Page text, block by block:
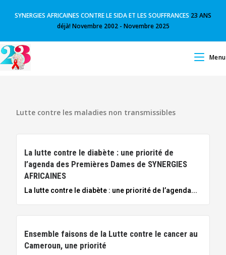
SYNERGIES AFRICAINES CONTRE LE SIDA ET LES SOUFFRANCES 23 ANS
déjà! Novembre 2002 - Novembre 2025
Menu
Lutte contre les maladies non transmissibles
La lutte contre le diabète : une priorité de
l’agenda des Premières Dames de SYNERGIES
AFRICAINES
La lutte contre le diabète : une priorité de l’agenda...
Ensemble faisons de la Lutte contre le cancer au
Cameroun, une priorité